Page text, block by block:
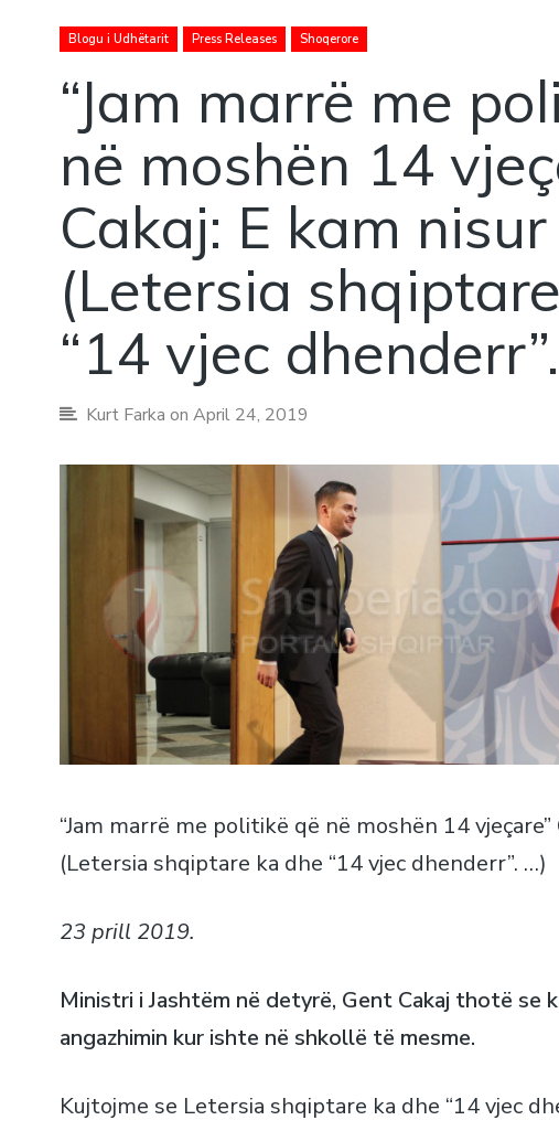
Blogu i Udhëtarit Press Releases Shoqerore
“Jam marrë me
në moshën 14
Cakaj: E kam
(Letersia
“14 vjec
Kurt Farka on April 24, 2019
“Jam marrë me politikë që në moshën 14
(Letersia shqiptare ka dhe “14 vjec dhenderr”. …)
23 prill 2019.
Ministri i Jashtëm në detyrë, Gent Cakaj thotë se
angazhimin kur ishte në shkollë të mesme.
Kujtojme se Letersia shqiptare ka dhe “14 vjec